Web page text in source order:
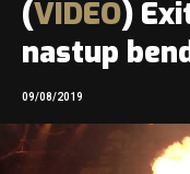
(VIDEO)
nastup
09/08/2019